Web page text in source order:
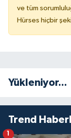
ve tüm
Hürses hiçbir
Yükleniyor...
Trend
1